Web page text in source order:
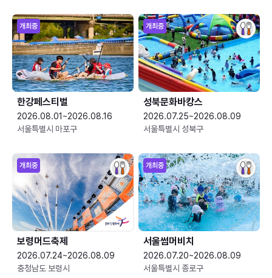
개최중
한강페스티벌
2026.08.01~2026.08.16
서울특별시 마포구
개최중
성북문화바캉스
2026.07.25~2026.08.09
서울특별시 성북구
개최중
보령머드축제
2026.07.24~2026.08.09
충청남도 보령시
개최중
서울썸머비치
2026.07.20~2026.08.09
서울특별시 종로구